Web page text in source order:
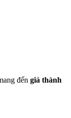
đến giá thành